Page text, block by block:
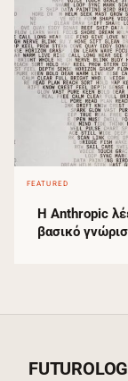
FEATURED
Η Anthropic
βασικό